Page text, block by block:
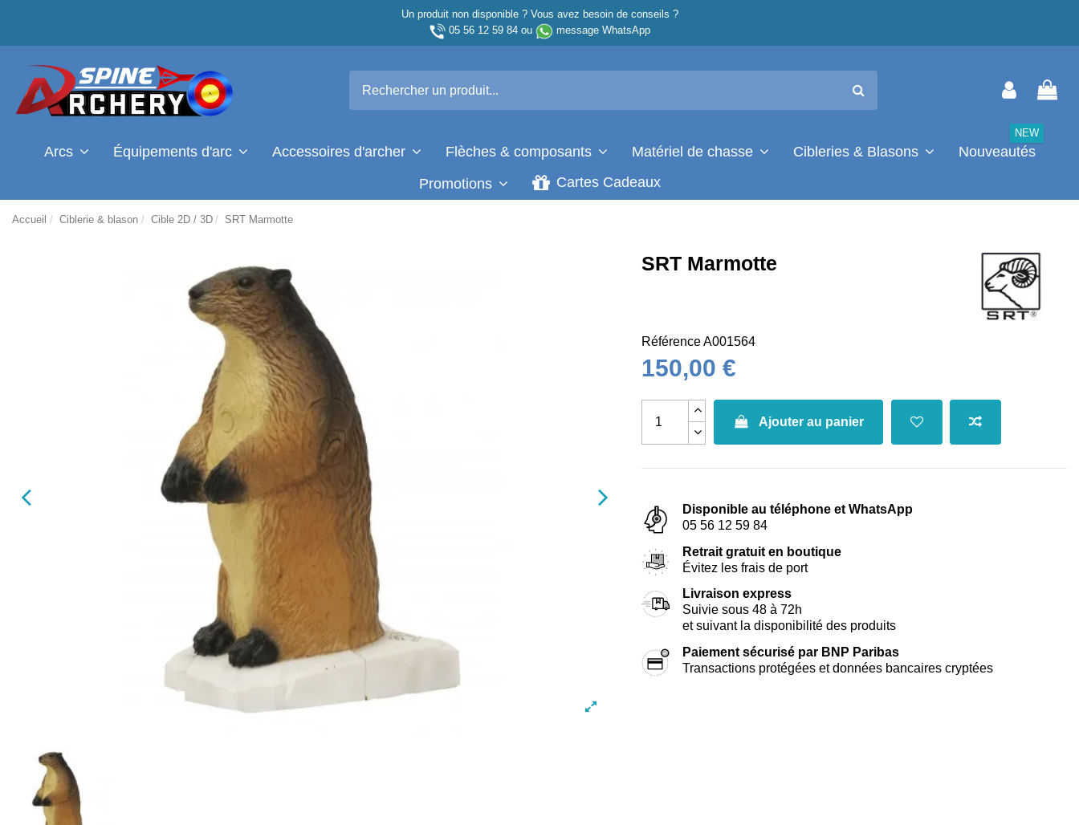
Un produit non disponible ? Vous avez besoin de conseils ?
05 56 12 59 84ou message WhatsApp
Arcs Équipements d'arc Accessoires d'archer Flèches & composants Matériel de chasse Cibleries & Blasons Nouveautés
NEW
Promotions Cartes Cadeaux
Accueil Ciblerie & blason Cible 2D / 3D SRT Marmotte
SRT Marmotte
RéférenceA001564
150,00 €
Ajouter au panier
Disponible au téléphone et WhatsApp
05 56 12 59 84
Retrait gratuit en boutique
Évitez les frais de port
Livraison express
Suivie sous 48 à 72h
et suivant la disponibilité des produits
Paiement sécurisé par BNP Paribas
Transactions protégées et données bancaires cryptées